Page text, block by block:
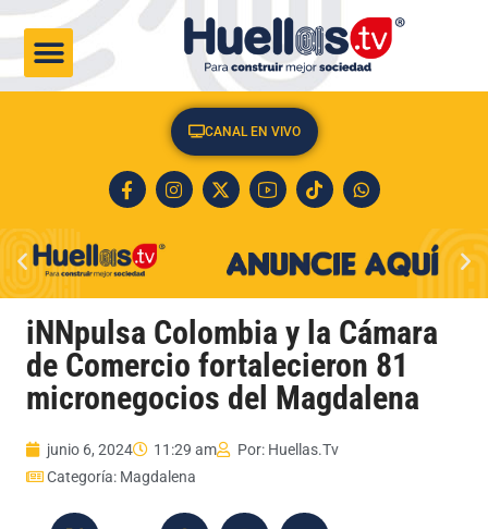
CANAL EN VIVO
iNNpulsa Colombia y la Cámara
de Comercio fortalecieron 81
micronegocios del Magdalena
junio 6, 2024 11:29 am Por: Huellas.Tv
Categoría: Magdalena